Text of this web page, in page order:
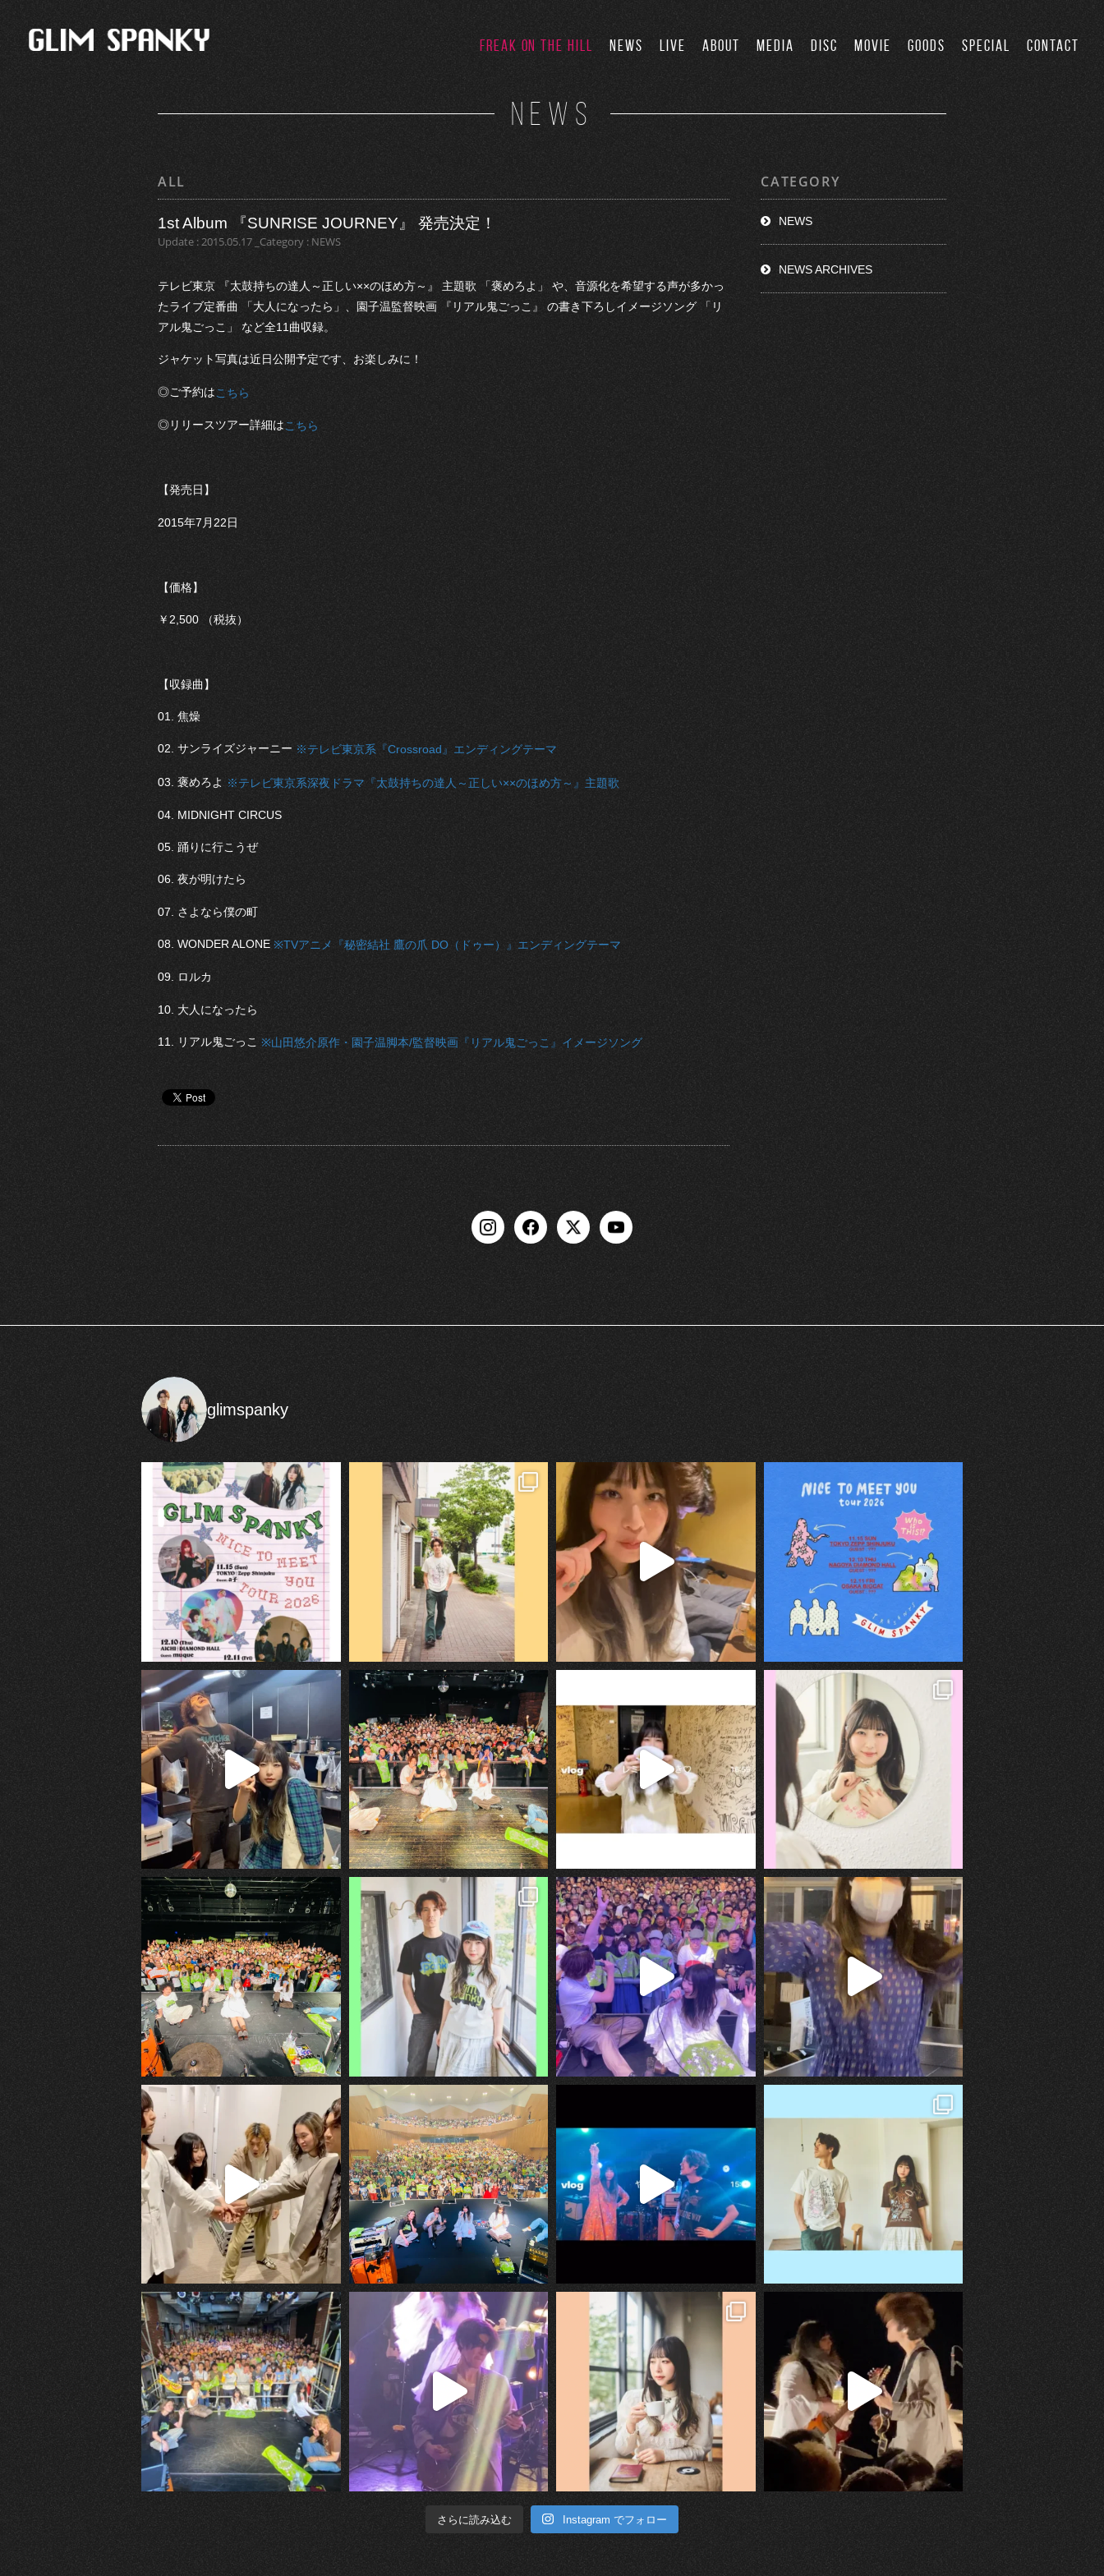
FREAK ON THE HILL NEWS LIVE ABOUT MEDIA DISC MOVIE GOODS SPECIAL CONTACT
NEWS
ALL
1st Album 『SUNRISE JOURNEY』 発売決定！
Update : 2015.05.17 _Category : NEWS
テレビ東京 『太鼓持ちの達人～正しい××のほめ方～』 主題歌 「褒めろよ」 や、音源化を希望する声が多かっ
たライブ定番曲 「大人になったら」、園子温監督映画 『リアル鬼ごっこ』 の書き下ろしイメージソング 「リ
アル鬼ごっこ」 など全11曲収録。
ジャケット写真は近日公開予定です、お楽しみに！
◎ご予約はこちら
◎リリースツアー詳細はこちら
【発売日】
2015年7月22日
【価格】
￥2,500 （税抜）
【収録曲】
01. 焦燥
02. サンライズジャーニー ※テレビ東京系『Crossroad』エンディングテーマ
03. 褒めろよ ※テレビ東京系深夜ドラマ『太鼓持ちの達人～正しい××のほめ方～』主題歌
04. MIDNIGHT CIRCUS
05. 踊りに行こうぜ
06. 夜が明けたら
07. さよなら僕の町
08. WONDER ALONE ※TVアニメ『秘密結社 鷹の爪 DO（ドゥー）』エンディングテーマ
09. ロルカ
10. 大人になったら
11. リアル鬼ごっこ ※山田悠介原作・園子温脚本/監督映画『リアル鬼ごっこ』イメージソング
CATEGORY
NEWS
NEWS ARCHIVES
glimspanky
さらに読み込む Instagram でフォロー